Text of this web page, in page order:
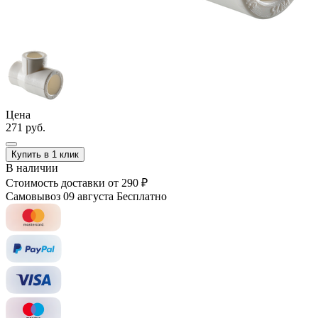
Цена
271 руб.
Купить в 1 клик
В наличии
Стоимость доставки от 290 ₽
Самовывоз 09 августа Бесплатно